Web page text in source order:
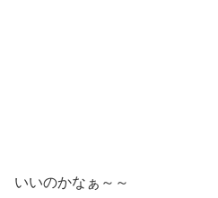
いいのかなぁ～～